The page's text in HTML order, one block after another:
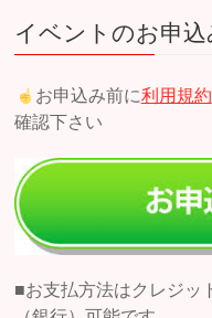
イベントのお申込
お申込み前に利用規約
確認下さい
■お支払方法はクレジッ